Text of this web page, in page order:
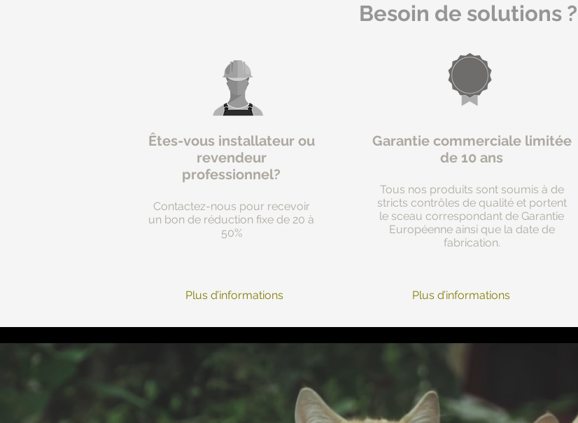
Besoin de solutions ?
Êtes-vous installateur ou
revendeur
professionnel?
Contactez-nous pour recevoir
un bon de réduction fixe de 20 à
50%
Garantie commerciale limitée
de 10 ans
Tous nos produits sont soumis à de
stricts contrôles de qualité et portent
le sceau correspondant de Garantie
Européenne ainsi que la date de
fabrication.
Plus d’informations
Plus d’informations